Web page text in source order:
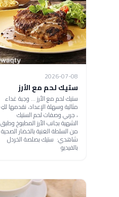
2026-07-08
ستيك لحم مع الأرز
ستيك لحم مع الأرز ... وجبة غداء
مثالية وسهلة الإعداد، نقدمها لكِ
، جربي وصفات لحم الستيك
الشهية بجانب الأرز المطبوخ وطبق
من السلطة الغنية بالخضار الصحية
شاهدي: ستيك بصلصة الخردل
بالفيديو